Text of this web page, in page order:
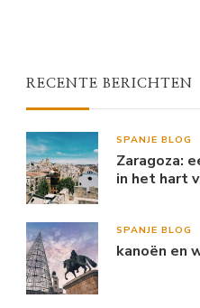
RECENTE BERICHTEN
SPANJE BLOG
Zaragoza:
in het hart
SPANJE BLOG
kanoën en